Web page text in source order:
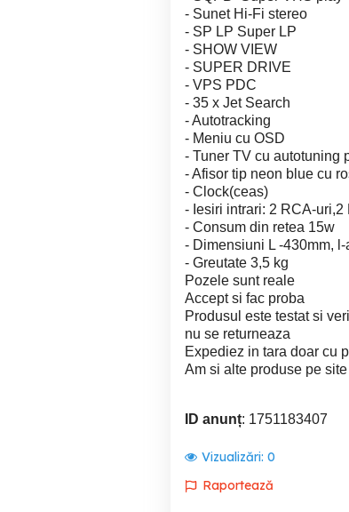
- Sunet Hi-Fi stereo
- SP LP Super LP
- SHOW VIEW
- SUPER DRIVE
- VPS PDC
- 35 x Jet Search
- Autotracking
- Meniu cu OSD
- Tuner TV cu autotuning
- Afisor tip neon blue cu
- Clock(ceas)
- Iesiri intrari: 2 RCA-
- Consum din retea 15w
- Dimensiuni L -430mm,
- Greutate 3,5 kg
Pozele sunt reale
Accept si fac proba
Produsul este testat si
nu se returneaza
Expediez in tara doar cu
Am si alte produse pe site
ID anunț: 1751183407
Vizualizări: 0
Raportează